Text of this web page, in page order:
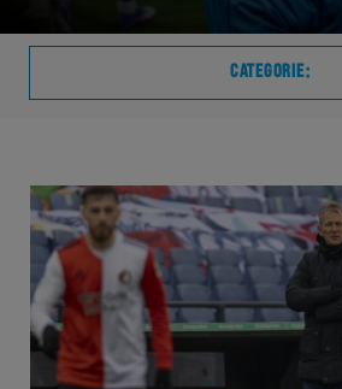
CATEGORIE:
VVVHER
TELHER
HERVOL